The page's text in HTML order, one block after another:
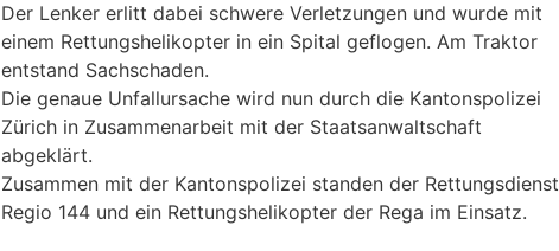
Der Lenker erlitt dabei schwere Verletzungen und wurde mit
einem Rettungshelikopter in ein Spital geflogen. Am Traktor
entstand Sachschaden.
Die genaue Unfallursache wird nun durch die Kantonspolizei
Zürich in Zusammenarbeit mit der Staatsanwaltschaft
abgeklärt.
Zusammen mit der Kantonspolizei standen der Rettungsdienst
Regio 144 und ein Rettungshelikopter der Rega im Einsatz.